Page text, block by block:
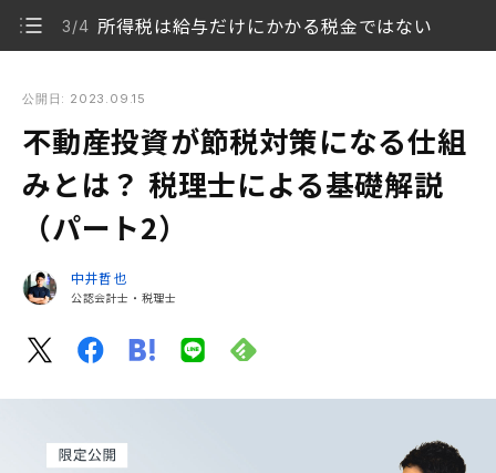
3/4 所得税は給与だけにかかる税金ではない
説（パート2）
1/4
会社員の収入にかかる税金について（パート1のおさ
らい）
2/4 税率は、所得額の区分によって変わる
3/4 所得税は給与だけにかかる税金ではない
公開日: 2023.09.15
不動産投資が節税対策になる仕組
みとは？ 税理士による基礎解説
（パート2）
中井哲也
公認会計士・税理士